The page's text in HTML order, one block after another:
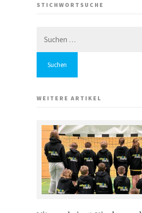
STICHWORTSUCHE
nach:
WEITERE ARTIKEL